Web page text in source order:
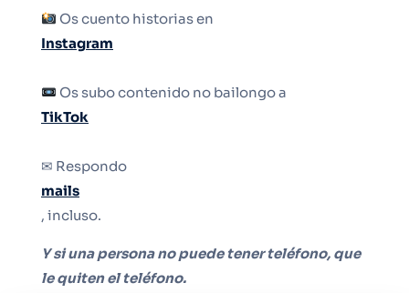
Os cuento historias en
Instagram
Os subo contenido no bailongo a
TikTok
✉ Respondo
mails
, incluso.
Y si una persona no puede tener teléfono, que
le quiten el teléfono.